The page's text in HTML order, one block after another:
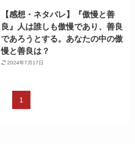
【感想・ネタバレ】『傲慢と善
良』人は誰しも傲慢であり、善良
であろうとする。あなたの中の傲
慢と善良は？
2024年7月17日
1